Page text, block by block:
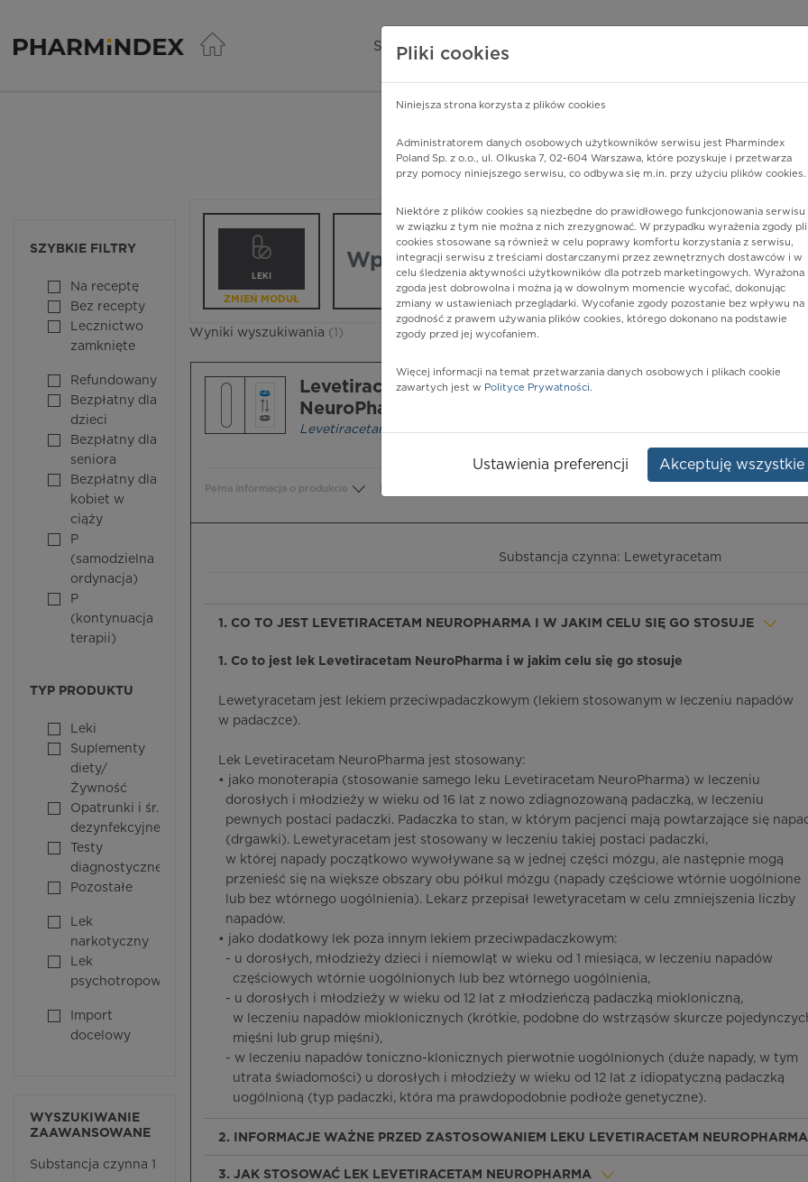
Pharmindex - lider wiedzy o lekach
SERWISY PHARMINDEX
SZYBKIE FILTRY
Na receptę
Bez recepty
Lecznictwo
zamknięte
Refundowany
Bezpłatny dla
dzieci
Bezpłatny dla
seniora
Bezpłatny dla
kobiet w
ciąży
P
(samodzielna
ordynacja)
P
(kontynuacja
terapii)
TYP PRODUKTU
Leki
Suplementy
diety/
Żywność
Opatrunki i śr.
dezynfekcyjne
Testy
diagnostyczne
Pozostałe
Lek
narkotyczny
Lek
psychotropowy
Import
docelowy
WYSZUKIWANIE
ZAAWANSOWANE
Substancja czynna 1
Pharmindex
lider wiedzy o lekach
LEKI
ZMIEŃ MODUŁ
Wpisz nazwę lub substancję czynną
Wyniki wyszukiwania (1)
Levetiracetam
NeuroPharma
Levetiracetam
Postać:tabl. powl.
Pełna informacja o produkcie
Substancja czynna: Lewetyracetam
1. CO TO JEST LEVETIRACETAM NEUROPHARMA I W JAKIM CELU SIĘ GO STOSUJE
1. Co to jest lek Levetiracetam NeuroPharma i w jakim celu się go stosuje
Lewetyracetam jest lekiem przeciwpadaczkowym (lekiem stosowanym w leczeniu napadów
w padaczce).
Lek Levetiracetam NeuroPharma jest stosowany:
• jako monoterapia (stosowanie samego leku Levetiracetam NeuroPharma) w leczeniu
dorosłych i młodzieży w wieku od 16 lat z nowo zdiagnozowaną padaczką, w leczeniu
pewnych postaci padaczki. Padaczka to stan, w którym pacjenci mają powtarzające się
(drgawki). Lewetyracetam jest stosowany w leczeniu takiej postaci padaczki,
w której napady początkowo wywoływane są w jednej części mózgu, ale następnie mogą
przenieść się na większe obszary obu półkul mózgu (napady częściowe wtórnie uogólnione
lub bez wtórnego uogólnienia). Lekarz przepisał lewetyracetam w celu zmniejszenia liczby
napadów.
• jako dodatkowy lek poza innym lekiem przeciwpadaczkowym:
- u dorosłych, młodzieży dzieci i niemowląt w wieku od 1 miesiąca, w leczeniu napadów
częściowych wtórnie uogólnionych lub bez wtórnego uogólnienia,
- u dorosłych i młodzieży w wieku od 12 lat z młodzieńczą padaczką miokloniczną,
w leczeniu napadów mioklonicznych (krótkie, podobne do wstrząsów skurcze
mięśni lub grup mięśni),
- w leczeniu napadów toniczno-klonicznych pierwotnie uogólnionych (duże napady, w tym
utrata świadomości) u dorosłych i młodzieży w wieku od 12 lat z idiopatyczną padaczką
uogólnioną (typ padaczki, która ma prawdopodobnie podłoże genetyczne).
2. INFORMACJE WAŻNE PRZED ZASTOSOWANIEM LEKU LEVETIRACETAM NEUROPHARMA
3. JAK STOSOWAĆ LEK LEVETIRACETAM NEUROPHARMA
Pliki cookies
Niniejsza strona korzysta z plików cookies
Administratorem danych osobowych użytkowników serwisu jest Pharmindex
Poland Sp. z o.o., ul. Olkuska 7, 02-604 Warszawa, które pozyskuje i przetwarza
przy pomocy niniejszego serwisu, co odbywa się m.in. przy użyciu plików cookies.
Niektóre z plików cookies są niezbędne do prawidłowego funkcjonowania serwisu
w związku z tym nie można z nich zrezygnować. W przypadku wyrażenia zgody
cookies stosowane są również w celu poprawy komfortu korzystania z serwisu,
integracji serwisu z treściami dostarczanymi przez zewnętrznych dostawców i w
celu śledzenia aktywności użytkowników dla potrzeb marketingowych. Wyrażona
zgoda jest dobrowolna i można ją w dowolnym momencie wycofać, dokonując
zmiany w ustawieniach przeglądarki. Wycofanie zgody pozostanie bez wpływu na
zgodność z prawem używania plików cookies, którego dokonano na podstawie
zgody przed jej wycofaniem.
Więcej informacji na temat przetwarzania danych osobowych i plikach cookie
zawartych jest w Polityce Prywatności.
Ustawienia preferencji Akceptuję wszystkie